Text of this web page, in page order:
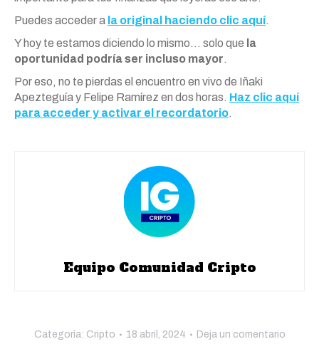
Puedes acceder a la original haciendo clic aquí.
Y hoy te estamos diciendo lo mismo… solo que la
oportunidad podría ser incluso mayor.
Por eso, no te pierdas el encuentro en vivo de Iñaki
Apezteguía y Felipe Ramírez en dos horas. Haz clic aquí
para acceder y activar el recordatorio.
Equipo Comunidad Cripto
Categoría: Cripto 18 abril, 2024 Deja un comentario